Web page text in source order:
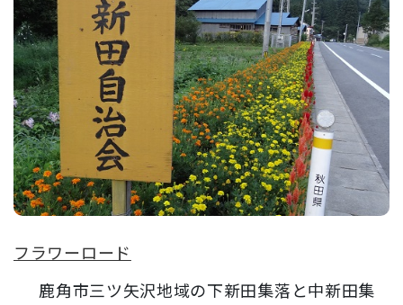
フラワーロード
鹿角市三ツ矢沢地域の下新田集落と中新田集